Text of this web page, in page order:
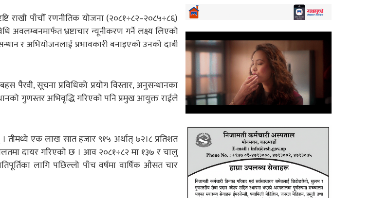
राखी पाँचौँ रणनीतिक योजना (२०८१÷८२–२०८५÷८६)
अवलम्बनमार्फत भ्रष्टाचार न्यूनीकरण गर्ने लक्ष्य लिएको
र अभियोजनलाई प्रभावकारी बनाइएको उनको दाबी
पैरवी, सूचना प्रविधिको प्रयोग विस्तार, अनुसन्धानका
गुणस्तर अभिवृद्धि गरिएको पनि प्रमुख आयुक्त राईले
एक लाख सात हजार ९१५ अर्थात् ७२।८ प्रतिशत
दायर गरिएको छ । आव २०८१÷८२ मा १३७ र चालु
लागि पछिल्लो पाँच वर्षमा वार्षिक औसत चार